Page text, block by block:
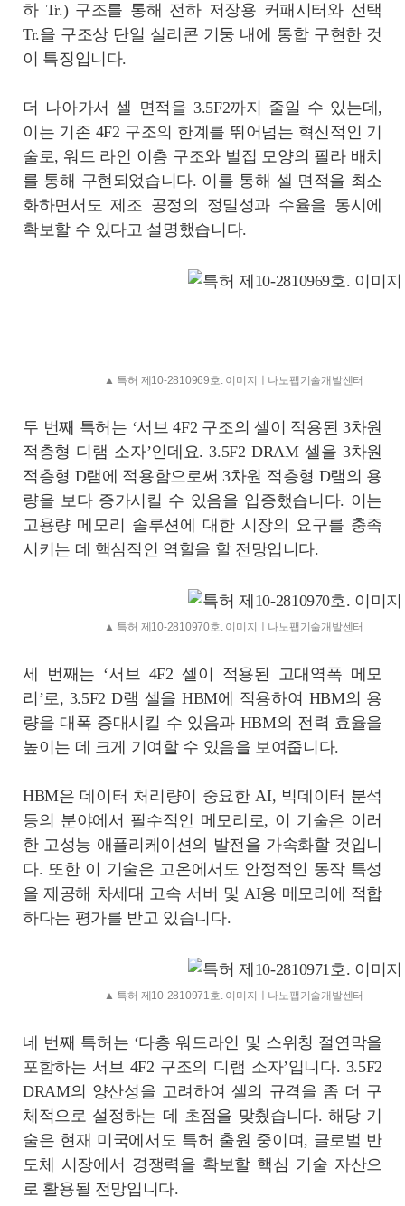
하 Tr.) 구조를 통해 전하 저장용 커패시터와 선택
Tr.을 구조상 단일 실리콘 기둥 내에 통합 구현한 것
이 특징입니다.
더 나아가서 셀 면적을 3.5F2까지 줄일 수 있는데,
이는 기존 4F2 구조의 한계를 뛰어넘는 혁신적인 기
술로, 워드 라인 이층 구조와 벌집 모양의 필라 배치
를 통해 구현되었습니다. 이를 통해 셀 면적을 최소
화하면서도 제조 공정의 정밀성과 수율을 동시에
확보할 수 있다고 설명했습니다.
▲ 특허 제10-2810969호. 이미지ㅣ나노팹기술개발센터
두 번째 특허는 ‘서브 4F2 구조의 셀이 적용된 3차원
적층형 디램 소자’인데요. 3.5F2 DRAM 셀을 3차원
적층형 D램에 적용함으로써 3차원 적층형 D램의 용
량을 보다 증가시킬 수 있음을 입증했습니다. 이는
고용량 메모리 솔루션에 대한 시장의 요구를 충족
시키는 데 핵심적인 역할을 할 전망입니다.
▲ 특허 제10-2810970호. 이미지ㅣ나노팹기술개발센터
세 번째는 ‘서브 4F2 셀이 적용된 고대역폭 메모
리’로, 3.5F2 D램 셀을 HBM에 적용하여 HBM의 용
량을 대폭 증대시킬 수 있음과 HBM의 전력 효율을
높이는 데 크게 기여할 수 있음을 보여줍니다.
HBM은 데이터 처리량이 중요한 AI, 빅데이터 분석
등의 분야에서 필수적인 메모리로, 이 기술은 이러
한 고성능 애플리케이션의 발전을 가속화할 것입니
다. 또한 이 기술은 고온에서도 안정적인 동작 특성
을 제공해 차세대 고속 서버 및 AI용 메모리에 적합
하다는 평가를 받고 있습니다.
▲ 특허 제10-2810971호. 이미지ㅣ나노팹기술개발센터
네 번째 특허는 ‘다층 워드라인 및 스위칭 절연막을
포함하는 서브 4F2 구조의 디램 소자’입니다. 3.5F2
DRAM의 양산성을 고려하여 셀의 규격을 좀 더 구
체적으로 설정하는 데 초점을 맞췄습니다. 해당 기
술은 현재 미국에서도 특허 출원 중이며, 글로벌 반
도체 시장에서 경쟁력을 확보할 핵심 기술 자산으
로 활용될 전망입니다.